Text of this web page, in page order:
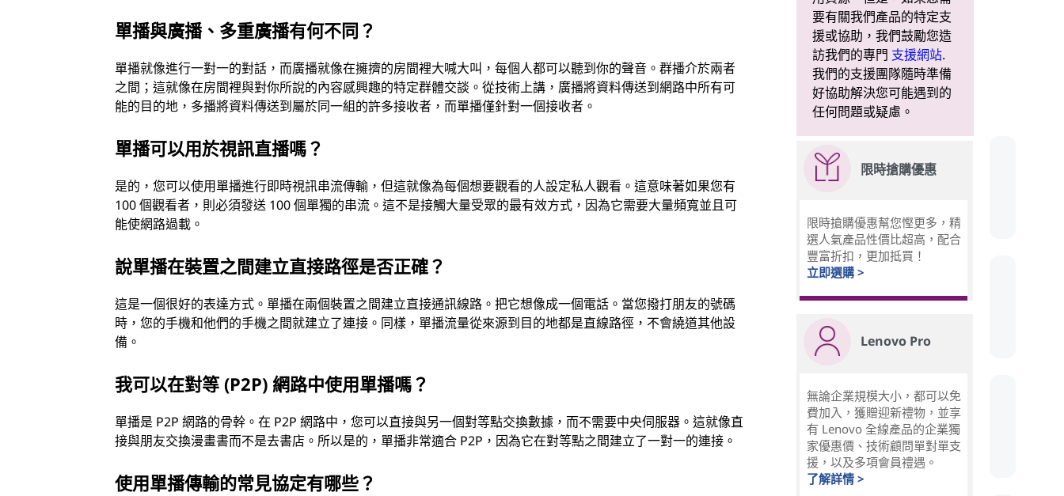
單播與廣播、多重廣播有何不同？
單播就像進行一對一的對話，而廣播就像在擁擠的房間裡大喊大叫，每個人都可以聽到你的聲音。群播介於兩者
之間；這就像在房間裡與對你所說的內容感興趣的特定群體交談。從技術上講，廣播將資料傳送到網路中所有可
能的目的地，多播將資料傳送到屬於同一組的許多接收者，而單播僅針對一個接收者。
單播可以用於視訊直播嗎？
是的，您可以使用單播進行即時視訊串流傳輸，但這就像為每個想要觀看的人設定私人觀看。這意味著如果您有
100 個觀看者，則必須發送 100 個單獨的串流。這不是接觸大量受眾的最有效方式，因為它需要大量頻寬並且可
能使網路過載。
說單播在裝置之間建立直接路徑是否正確？
這是一個很好的表達方式。單播在兩個裝置之間建立直接通訊線路。把它想像成一個電話。當您撥打朋友的號碼
時，您的手機和他們的手機之間就建立了連接。同樣，單播流量從來源到目的地都是直線路徑，不會繞道其他設
備。
我可以在對等 (P2P) 網路中使用單播嗎？
單播是 P2P 網路的骨幹。在 P2P 網路中，您可以直接與另一個對等點交換數據，而不需要中央伺服器。這就像直
接與朋友交換漫畫書而不是去書店。所以是的，單播非常適合 P2P，因為它在對等點之間建立了一對一的連接。
使用單播傳輸的常見協定有哪些？
要有關我們產品的特定支
援或協助，我們鼓勵您造
訪我們的專門 支援網站.
我們的支援團隊隨時準備
好協助解決您可能遇到的
任何問題或疑慮。
限時搶購優惠
限時搶購優惠幫您慳更多，精
選人氣產品性價比超高，配合
豐富折扣，更加抵買！
立即選購 >
Lenovo Pro
無論企業規模大小，都可以免
費加入，獲贈迎新禮物，並享
有 Lenovo 全線產品的企業獨
家優惠價、技術顧問單對單支
援，以及多項會員禮遇。
了解詳情 >